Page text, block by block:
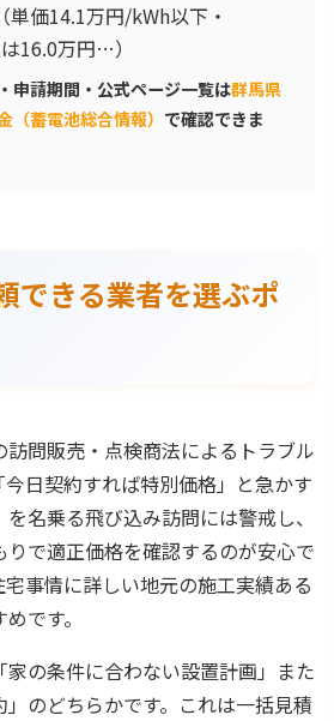
単価14.1万円/kWh以下・
16.0万円…）
申請期間・公式ページ一覧は群馬県
（蓄電池総合情報） で確認できま
できる業者を選ぶポ
問販売・点検商法によるトラブル
日契約すれば特別価格」と急かす
名乗る飛び込み訪問には警戒し、
で適正価格を確認するのが安心で
事情に詳しい地元の施工実績ある
です。
の条件に合わない設置計画」また
のどちらかです。これは一括見積